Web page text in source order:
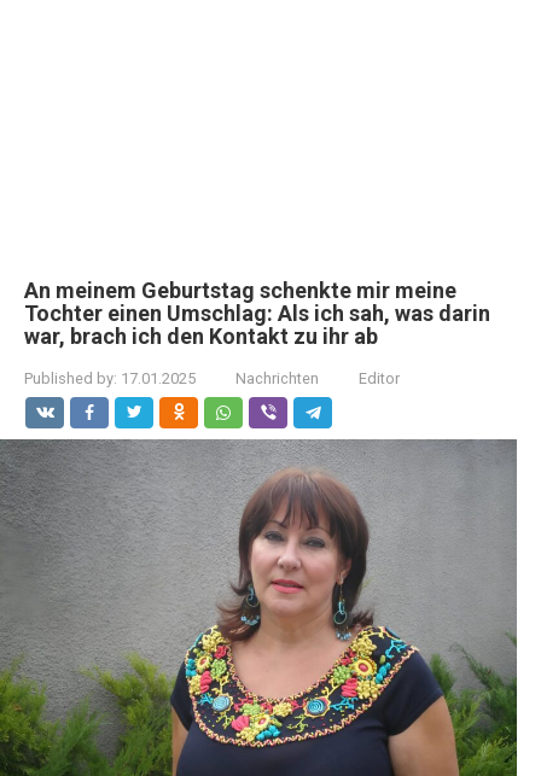
An meinem Geburtstag schenkte mir meine
Tochter einen Umschlag: Als ich sah, was darin
war, brach ich den Kontakt zu ihr ab
Published by: 17.01.2025 Nachrichten Editor